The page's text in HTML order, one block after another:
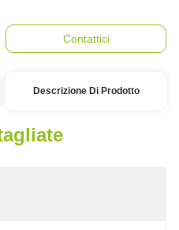
Contattici
Descrizione Di Prodotto